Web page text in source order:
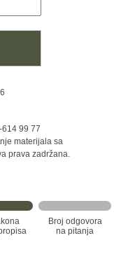
99 77
materijala sa
prava zadržana.
Broj odgovora
na pitanja